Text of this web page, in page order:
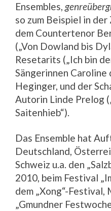
Ensembles,
so zum Beispiel in
dem Countertenor
(„Von Dowland bis
Resetarits („Ich bin
Sängerinnen Caroline
Heginger, und der
Autorin Linde Prelog
Saitenhieb“).
Das Ensemble hat
Deutschland,
Schweiz u.a. den
2010, beim Festival
dem „Xong“-Festival,
„Gmundner